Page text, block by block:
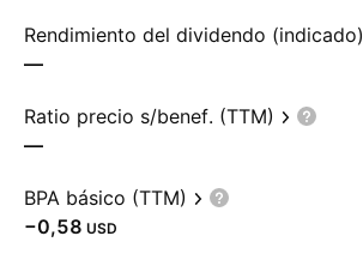
Rendimiento del dividendo (indicado)
—
Ratio precio s/benef. (TTM)
—
BPA básico (TTM)
−0,58 USD